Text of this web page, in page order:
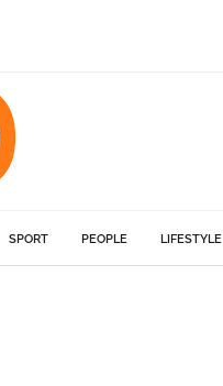
SPORT PEOPLE LIFESTYLE